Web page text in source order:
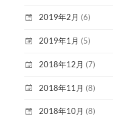
2019年2月 (6)
2019年1月 (5)
2018年12月 (7)
2018年11月 (8)
2018年10月 (8)